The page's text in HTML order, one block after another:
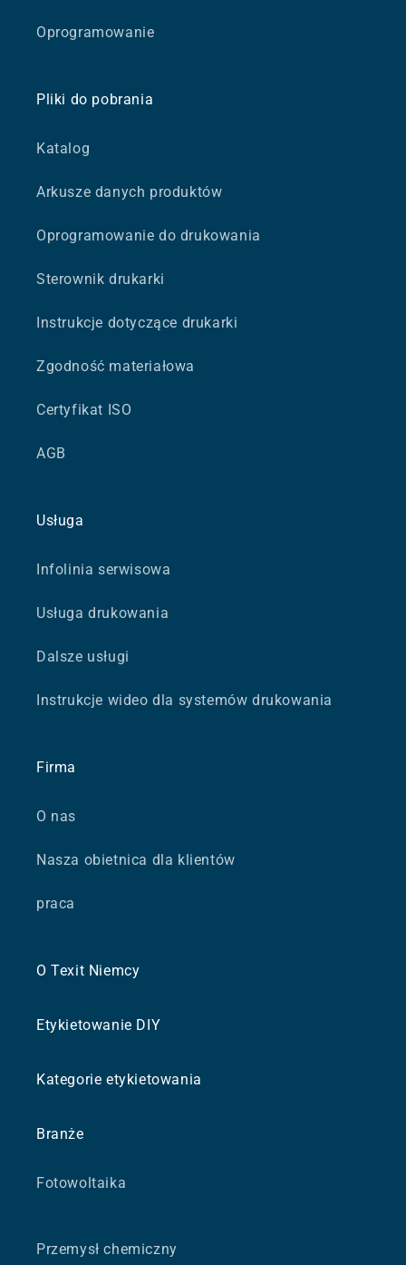
Oprogramowanie
Pliki do pobrania
Katalog
Arkusze danych produktów
Oprogramowanie do drukowania
Sterownik drukarki
Instrukcje dotyczące drukarki
Zgodność materiałowa
Certyfikat ISO
AGB
Usługa
Infolinia serwisowa
Usługa drukowania
Dalsze usługi
Instrukcje wideo dla systemów drukowania
Firma
O nas
Nasza obietnica dla klientów
praca
O Texit Niemcy
Etykietowanie DIY
Kategorie etykietowania
Branże
Fotowoltaika
Przemysł chemiczny